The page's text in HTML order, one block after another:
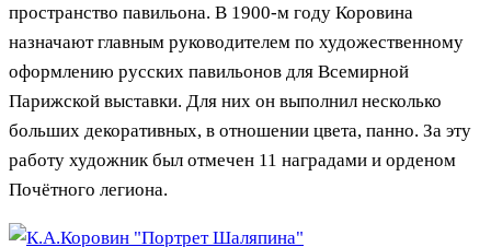
пространство павильона. В 1900-м году Коровина
назначают главным руководителем по художественному
оформлению русских павильонов для Всемирной
Парижской выставки. Для них он выполнил несколько
больших декоративных, в отношении цвета, панно. За эту
работу художник был отмечен 11 наградами и орденом
Почётного легиона.